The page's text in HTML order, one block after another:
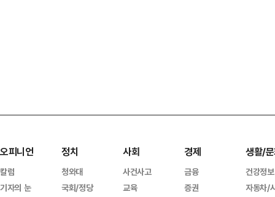
오피니언
칼럼
기자의 눈
정치
청와대
국회/정당
사회
사건사고
교육
경제
금융
증권
생활/
건강정보
자동차/